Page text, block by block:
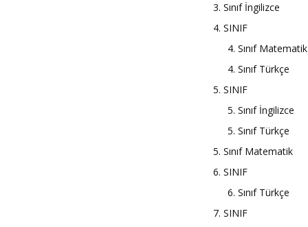
3. Sınıf İngilizce
4. SINIF
4. Sınıf Matematik
4. Sınıf Türkçe
5. SINIF
5. Sınıf İngilizce
5. Sınıf Türkçe
5. Sınıf Matematik
6. SINIF
6. Sınıf Türkçe
7. SINIF